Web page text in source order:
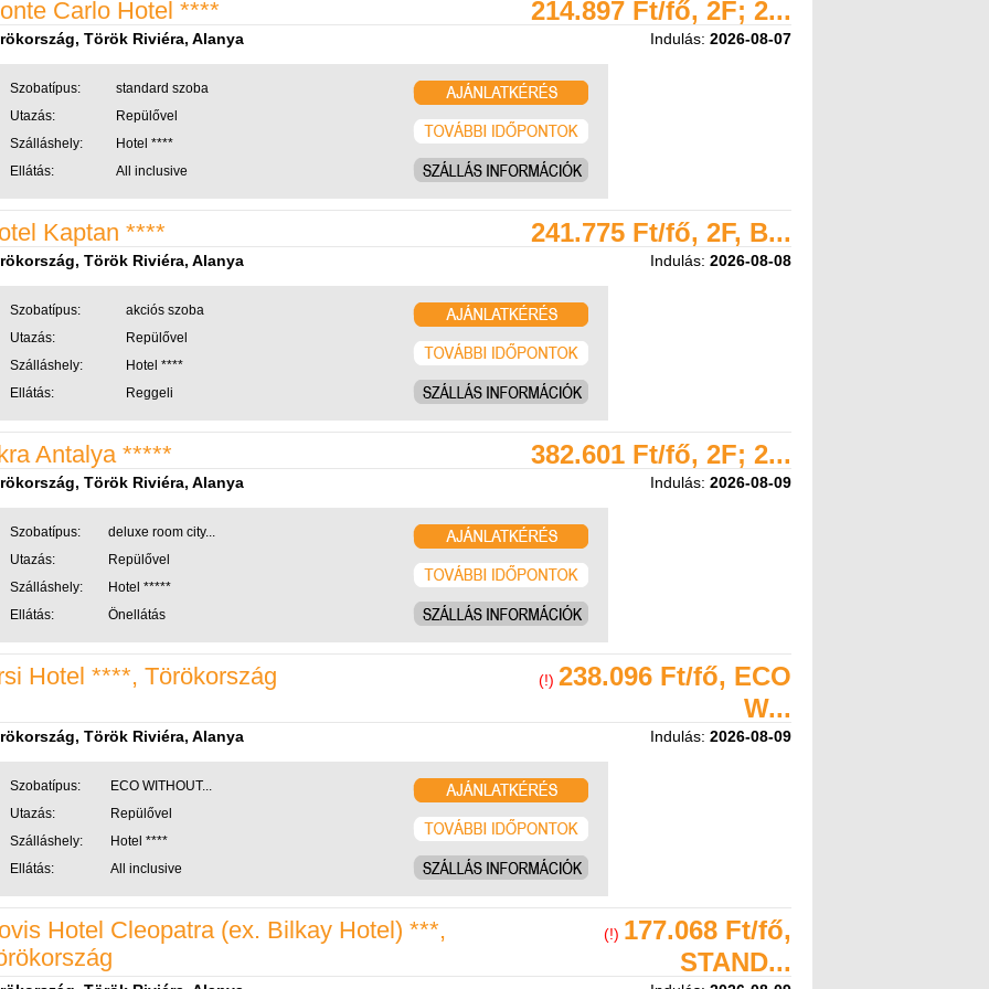
Carlo Hotel **** 214.897 Ft/fő, 2F; 2...
Török Riviéra, Alanya Indulás: 2026-08-07
Szobatípus:
standard szoba
Utazás:
Repülővel
Szálláshely:
Hotel ****
Ellátás:
All inclusive
Kaptan **** 241.775 Ft/fő, 2F, B...
Török Riviéra, Alanya Indulás: 2026-08-08
Szobatípus:
akciós szoba
Utazás:
Repülővel
Szálláshely:
Hotel ****
Ellátás:
Reggeli
Antalya ***** 382.601 Ft/fő, 2F; 2...
Török Riviéra, Alanya Indulás: 2026-08-09
Szobatípus:
deluxe room city...
Utazás:
Repülővel
Szálláshely:
Hotel *****
Ellátás:
Önellátás
Hotel ****, Törökország (!) 238.096 Ft/fő, ECO
W...
Török Riviéra, Alanya Indulás: 2026-08-09
Szobatípus:
ECO WITHOUT...
Utazás:
Repülővel
Szálláshely:
Hotel ****
Ellátás:
All inclusive
Hotel Cleopatra (ex. Bilkay Hotel) ***,
(!) 177.068 Ft/fő,
STAND...